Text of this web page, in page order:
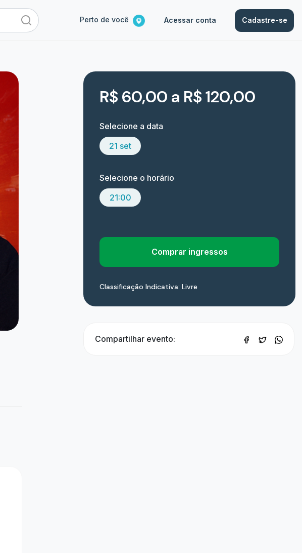
Perto de você Acessar conta Cadastre-se
R$ 60,00 a R$ 120,00
Selecione a data
21 set
Selecione o horário
21:00
Comprar ingressos
Classificação Indicativa: Livre
Compartilhar evento: